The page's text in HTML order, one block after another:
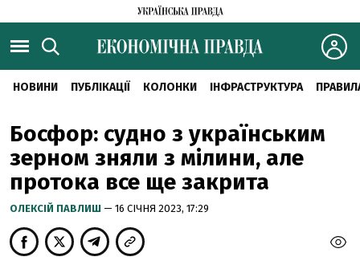
НОВИНИ ПУБЛІКАЦІЇ КОЛОНКИ ІНФРАСТРУКТУРА
Босфор: судно з українським
зерном зняли з мілини, але
протока все ще закрита
ОЛЕКСІЙ ПАВЛИШ — 16 СІЧНЯ 2023, 17:29